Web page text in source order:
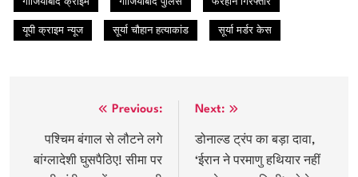
यूपी क्राइम न्यूज सूर्या चौहान हत्याकांड सूर्या मर्डर केस
navigation
Previous:
पश्चिम बंगाल से लौटने लगे
बांग्लादेशी घुसपैठिए! सीमा पर
Next:
डोनाल्ड ट्रंप का बड़ा दावा,
‘ईरान ने परमाणु हथियार नहीं